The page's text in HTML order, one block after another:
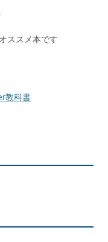
ススメ本です
教科書